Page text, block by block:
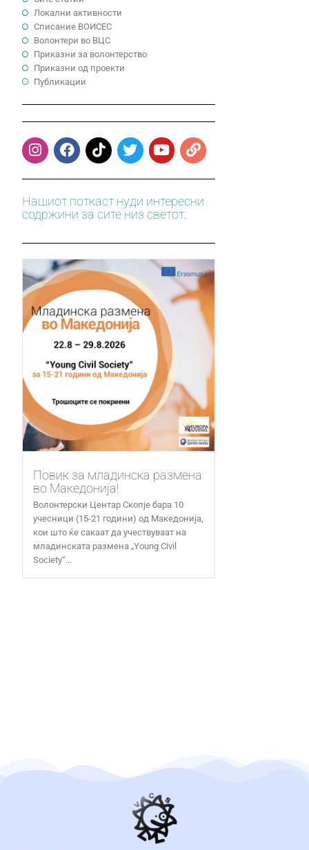
Локални активности
Cписание ВОИСЕС
Волонтери во ВЦС
Приказни за волонтерство
Приказни од проекти
Публикации
Нашиот поткаст нуди интересни
содржини за сите низ светот.
Повик за младинска размена
во Македонија!
Волонтерски Центар Скопје бара 10
учесници (15-21 години) од Македонија,
кои што ќе сакаат да учествуваат на
младинската размена „Young Civil
Society“...